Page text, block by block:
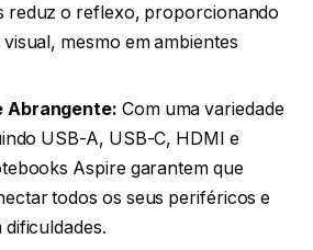
reduz o reflexo, proporcionando
mesmo em ambientes
Abrangente: Com uma variedade
USB-A, USB-C, HDMI e
Aspire garantem que
todos os seus periféricos e
dificuldades.